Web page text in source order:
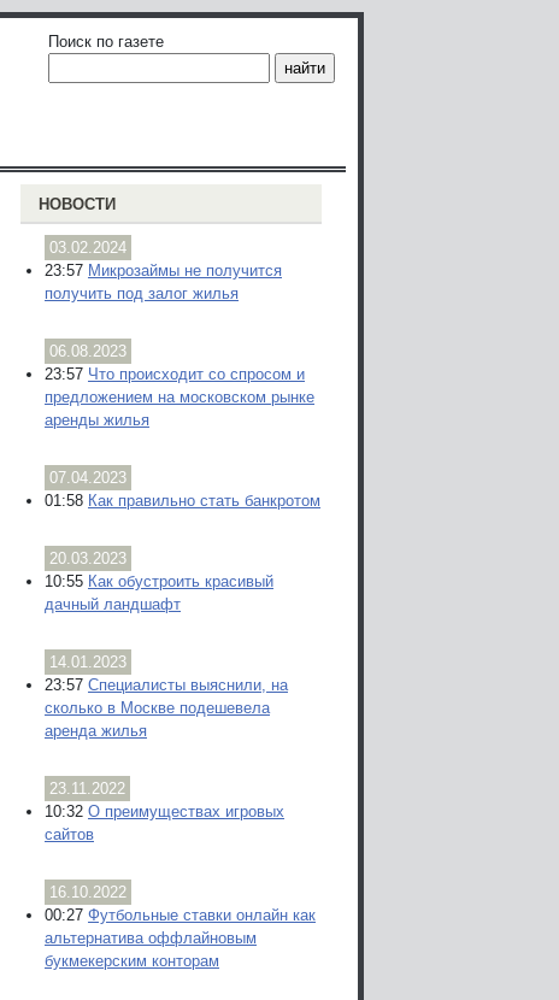
Поиск по газете
НОВОСТИ
03.02.2024
23:57 Микрозаймы не получится
получить под залог жилья
06.08.2023
23:57 Что происходит со спросом и
предложением на московском рынке
аренды жилья
07.04.2023
01:58 Как правильно стать банкротом
20.03.2023
10:55 Как обустроить красивый
дачный ландшафт
14.01.2023
23:57 Специалисты выяснили, на
сколько в Москве подешевела
аренда жилья
23.11.2022
10:32 О преимуществах игровых
сайтов
16.10.2022
00:27 Футбольные ставки онлайн как
альтернатива оффлайновым
букмекерским конторам